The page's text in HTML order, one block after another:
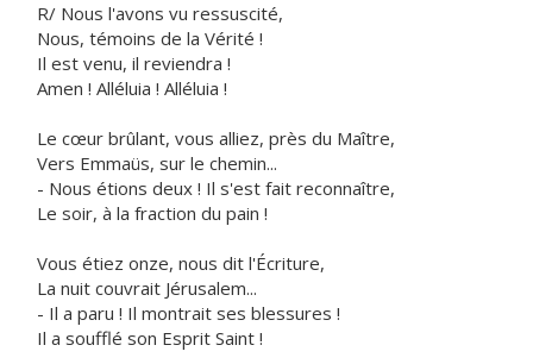
R/ Nous l'avons vu ressuscité,
Nous, témoins de la Vérité !
Il est venu, il reviendra !
Amen ! Alléluia ! Alléluia !
Le cœur brûlant, vous alliez, près du Maître,
Vers Emmaüs, sur le chemin...
- Nous étions deux ! Il s'est fait reconnaître,
Le soir, à la fraction du pain !
Vous étiez onze, nous dit l'Écriture,
La nuit couvrait Jérusalem...
- Il a paru ! Il montrait ses blessures !
Il a soufflé son Esprit Saint !